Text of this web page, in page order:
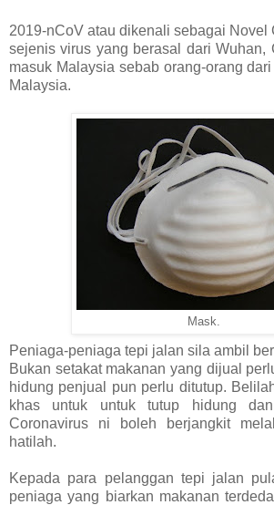
2019-nCoV atau dikenali sebagai Novel
sejenis virus yang berasal dari Wuhan,
masuk Malaysia sebab orang-orang
Malaysia.
Mask.
Peniaga-peniaga tepi jalan sila ambil
Bukan setakat makanan yang dijual
hidung penjual pun perlu ditutup.
khas untuk untuk tutup hidung
Coronavirus ni boleh berjangkit
hatilah.
Kepada para pelanggan tepi jalan
peniaga yang biarkan makanan